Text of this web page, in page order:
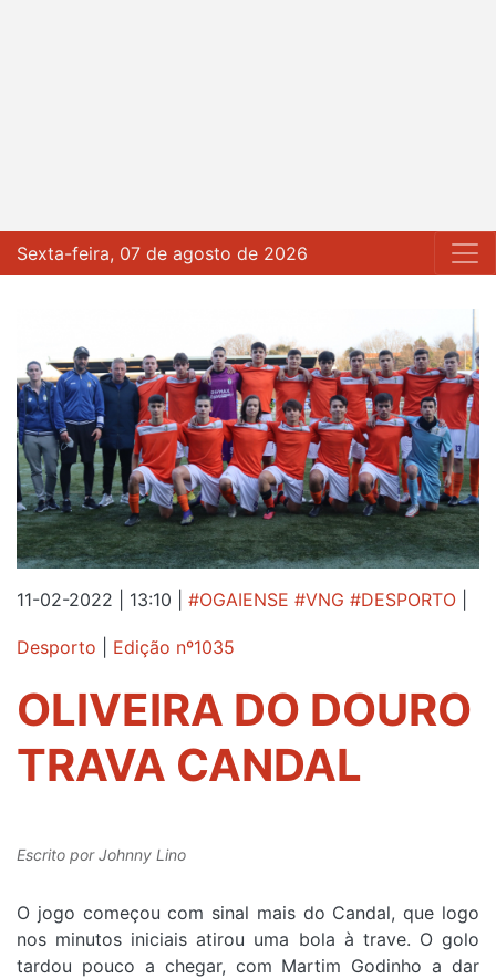
Sexta-feira, 07 de agosto de 2026
11-02-2022 | 13:10 #OGAIENSE #VNG #DESPORTO
Desporto Edição nº1035
OLIVEIRA DO DOURO
TRAVA CANDAL
Escrito porJohnny Lino
O jogo começou com sinal mais do Candal, que logo
nos minutos iniciais atirou uma bola à trave. O golo
tardou pouco a chegar, com Martim Godinho a dar